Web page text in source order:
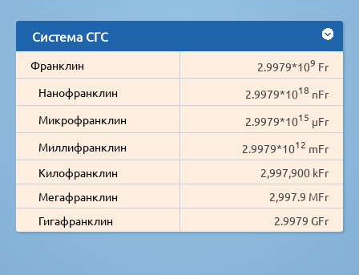
Система СГС
Франклин 2.9979*109 Fr
Нанофранклин
2.9979*1018 nFr
Микрофранклин
2.9979*1015 µFr
Миллифранклин
2.9979*1012 mFr
Килофранклин
2,997,900 kFr
Мегафранклин
2,997.9 MFr
Гигафранклин
2.9979 GFr